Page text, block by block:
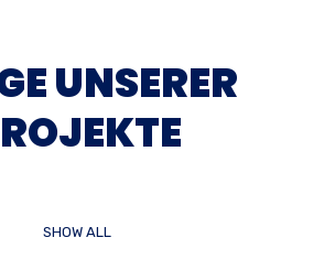
UNSERER
SHOW ALL